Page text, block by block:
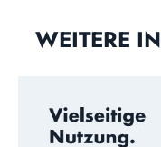
WEITERE